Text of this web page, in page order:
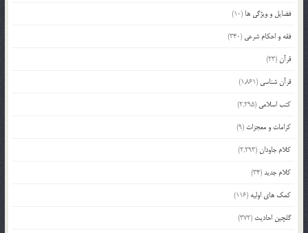
فضایل و ویژگی ها (10)
فقه و احکام شرعی (340)
قرآن(23)
قرآن شناسی (1,861)
کتب اسلامی (2,295)
کرامات و معجزات (9)
کلام جاودان(2,293)
کلام جدید(34)
کمک های اولیه (116)
گلچین احادیث (372)